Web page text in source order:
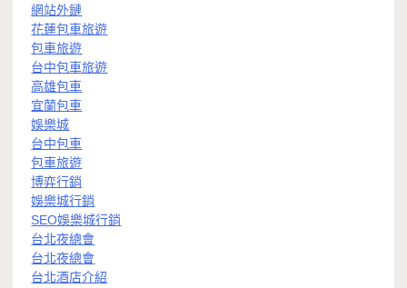
網站外鏈
花蓮包車旅遊
包車旅遊
台中包車旅遊
高雄包車
宜蘭包車
娛樂城
台中包車
包車旅遊
博弈行銷
娛樂城行銷
SEO娛樂城行銷
台北夜總會
台北夜總會
台北酒店介紹